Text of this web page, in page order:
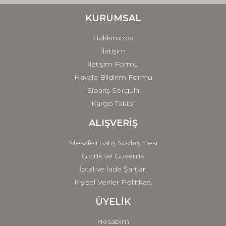
Ürün fiyatı diğer sitelerden daha pahalı.
Gönder
KURUMSAL
Hakkımızda
İletişim
İletişim Formu
Havale Bildirim Formu
Sipariş Sorgula
Kargo Takibi
ALIŞVERİŞ
Mesafeli Satış Sözleşmesi
Gizlilik ve Güvenlik
İptal ve İade Şartları
Kişisel Veriler Politikası
ÜYELİK
Hesabım